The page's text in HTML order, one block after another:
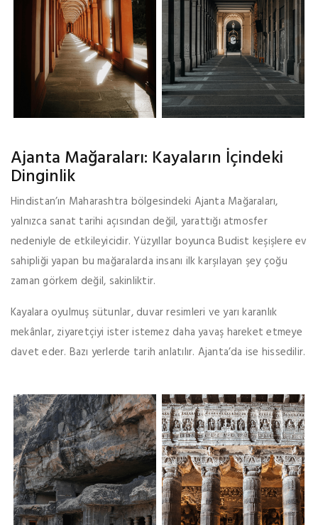
Ajanta Mağaraları: Kayaların İçindeki
Dinginlik
Hindistan’ın Maharashtra bölgesindeki Ajanta Mağaraları,
yalnızca sanat tarihi açısından değil, yarattığı atmosfer
nedeniyle de etkileyicidir. Yüzyıllar boyunca Budist keşişlere ev
sahipliği yapan bu mağaralarda insanı ilk karşılayan şey çoğu
zaman görkem değil, sakinliktir.
Kayalara oyulmuş sütunlar, duvar resimleri ve yarı karanlık
mekânlar, ziyaretçiyi ister istemez daha yavaş hareket etmeye
davet eder. Bazı yerlerde tarih anlatılır. Ajanta’da ise hissedilir.